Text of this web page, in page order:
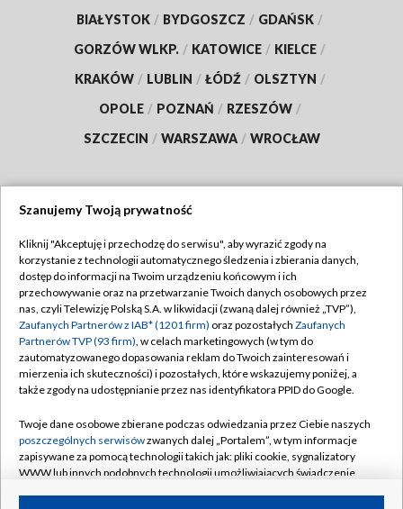
BIAŁYSTOK / BYDGOSZCZ / GDAŃSK /
GORZÓW WLKP. / KATOWICE / KIELCE /
KRAKÓW / LUBLIN / ŁÓDŹ / OLSZTYN /
OPOLE / POZNAŃ / RZESZÓW /
SZCZECIN / WARSZAWA / WROCŁAW
TVP
Abonament TVP
Emisja w TVP
Centrum informacji TVP
Naziemna Telewizja Cyfrowa
Rada Programowa
System NOS
Informacje o nadawcy
Regulamin TVP
Polityka prywatności
Moje zgody
Pomoc
Kontakt
Kanały
Szanujemy Twoją prywatność
Kliknij "Akceptuję i przechodzę do serwisu", aby wyrazić zgody na
korzystanie z technologii automatycznego śledzenia i zbierania danych,
dostęp do informacji na Twoim urządzeniu końcowym i ich
przechowywanie oraz na przetwarzanie Twoich danych osobowych przez
nas, czyli Telewizję Polską S.A. w likwidacji (zwaną dalej również „TVP”),
Zaufanych Partnerów z IAB* (1201 firm) oraz pozostałych Zaufanych
Partnerów TVP (93 firm), w celach marketingowych (w tym do
zautomatyzowanego dopasowania reklam do Twoich zainteresowań i
mierzenia ich skuteczności) i pozostałych, które wskazujemy poniżej, a
także zgody na udostępnianie przez nas identyfikatora PPID do Google.
Twoje dane osobowe zbierane podczas odwiedzania przez Ciebie naszych
poszczególnych serwisówzwanych dalej „Portalem”, w tym informacje
zapisywane za pomocą technologii takich jak: pliki cookie, sygnalizatory
WWW lub innych podobnych technologii umożliwiających świadczenie